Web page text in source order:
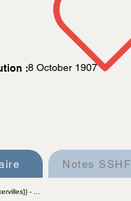
:8 October 1907
Notes SSHF
- ...